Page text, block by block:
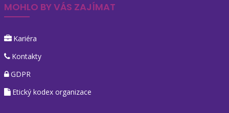
MOHLO BY VÁS ZAJÍMAT
Kariéra
Kontakty
GDPR
Etický kodex organizace